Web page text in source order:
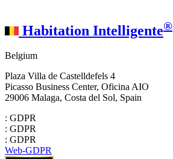
Habitation Intelligente®
Belgium
Plaza Villa de Castelldefels 4
Picasso Business Center, Oficina AIO
29006 Malaga, Costa del Sol, Spain
: GDPR
: GDPR
: GDPR
Web-GDPR